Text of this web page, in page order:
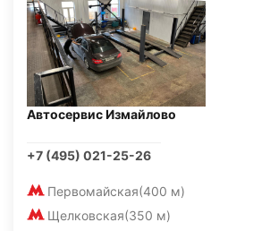
Автосервис Измайлово
+7 (495) 021-25-26
Первомайская(400 м)
Щелковская(350 м)